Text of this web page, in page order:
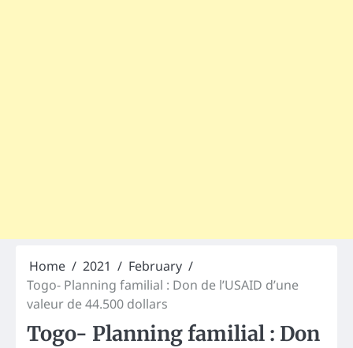
Home 2021
February
Togo- Planning familial : Don de l’USAID d’une
valeur de 44.500 dollars
Togo- Planning familial : Don